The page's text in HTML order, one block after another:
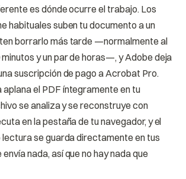
es dónde ocurre el trabajo. Los
habituales suben tu documento a un
borrarlo más tarde —normalmente al
y un par de horas—, y Adobe deja
suscripción de pago a Acrobat Pro.
el PDF íntegramente en tu
se analiza y se reconstruye con
en la pestaña de tu navegador, y el
se guarda directamente en tus
nada, así que no hay nada que